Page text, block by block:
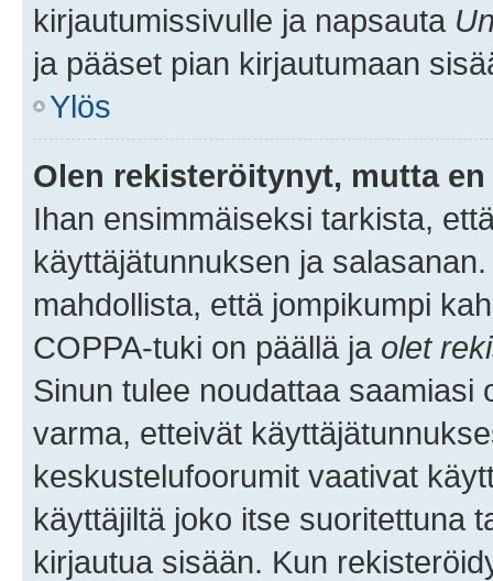
kirjautumissivulle ja napsauta
ja pääset pian kirjautumaan
Ylös
Olen rekisteröitynyt, mutta
Ihan ensimmäiseksi tarkista,
käyttäjätunnuksen ja
mahdollista, että jompikumpi
COPPA-tuki on päällä ja olet
Sinun tulee noudattaa saamiasi
varma, etteivät
keskustelufoorumit vaativat
käyttäjiltä joko itse suoritettuna
kirjautua sisään. Kun